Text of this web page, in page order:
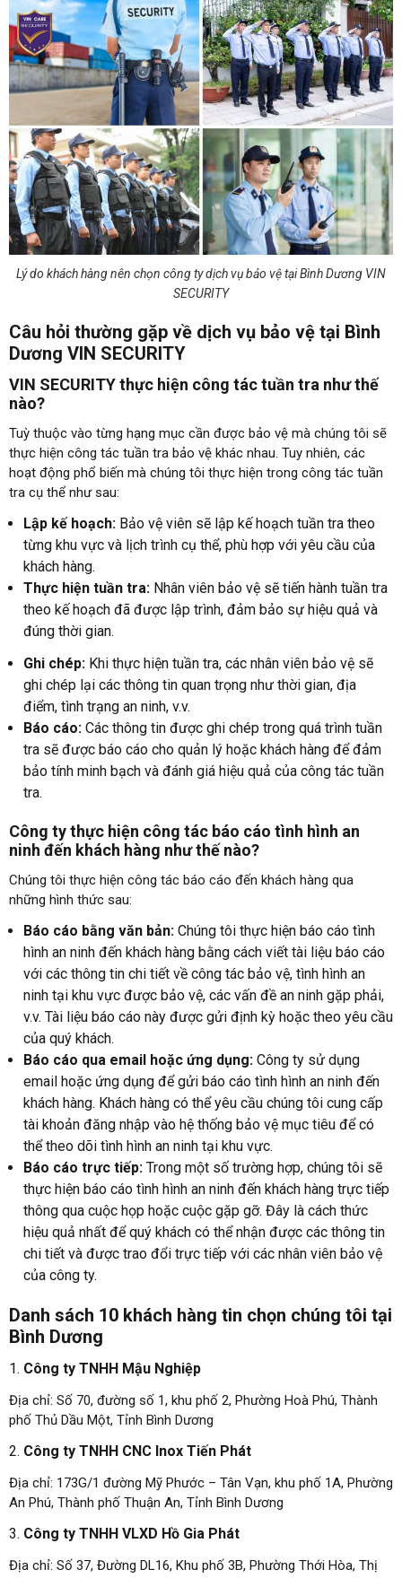
Lý do khách hàng nên chọn công ty dịch vụ bảo vệ tại Bình Dương VIN
SECURITY
Câu hỏi thường gặp về dịch vụ bảo vệ tại Bình
Dương VIN SECURITY
VIN SECURITY thực hiện công tác tuần tra như thế
nào?
Tuỳ thuộc vào từng hạng mục cần được bảo vệ mà chúng tôi sẽ
thực hiện công tác tuần tra bảo vệ khác nhau. Tuy nhiên, các
hoạt động phổ biến mà chúng tôi thực hiện trong công tác tuần
tra cụ thể như sau:
Lập kế hoạch: Bảo vệ viên sẽ lập kế hoạch tuần tra theo
từng khu vực và lịch trình cụ thể, phù hợp với yêu cầu của
khách hàng.
Thực hiện tuần tra: Nhân viên bảo vệ sẽ tiến hành tuần tra
theo kế hoạch đã được lập trình, đảm bảo sự hiệu quả và
đúng thời gian.
Ghi chép: Khi thực hiện tuần tra, các nhân viên bảo vệ sẽ
ghi chép lại các thông tin quan trọng như thời gian, địa
điểm, tình trạng an ninh, v.v.
Báo cáo: Các thông tin được ghi chép trong quá trình tuần
tra sẽ được báo cáo cho quản lý hoặc khách hàng để đảm
bảo tính minh bạch và đánh giá hiệu quả của công tác tuần
tra.
Công ty thực hiện công tác báo cáo tình hình an
ninh đến khách hàng như thế nào?
Chúng tôi thực hiện công tác báo cáo đến khách hàng qua
những hình thức sau:
Báo cáo bằng văn bản: Chúng tôi thực hiện báo cáo tình
hình an ninh đến khách hàng bằng cách viết tài liệu báo cáo
với các thông tin chi tiết về công tác bảo vệ, tình hình an
ninh tại khu vực được bảo vệ, các vấn đề an ninh gặp phải,
v.v. Tài liệu báo cáo này được gửi định kỳ hoặc theo yêu cầu
của quý khách.
Báo cáo qua email hoặc ứng dụng: Công ty sử dụng
email hoặc ứng dụng để gửi báo cáo tình hình an ninh đến
khách hàng. Khách hàng có thể yêu cầu chúng tôi cung cấp
tài khoản đăng nhập vào hệ thống bảo vệ mục tiêu để có
thể theo dõi tình hình an ninh tại khu vực.
Báo cáo trực tiếp: Trong một số trường hợp, chúng tôi sẽ
thực hiện báo cáo tình hình an ninh đến khách hàng trực tiếp
thông qua cuộc họp hoặc cuộc gặp gỡ. Đây là cách thức
hiệu quả nhất để quý khách có thể nhận được các thông tin
chi tiết và được trao đổi trực tiếp với các nhân viên bảo vệ
của công ty.
Danh sách 10 khách hàng tin chọn chúng tôi tại
Bình Dương
Công ty TNHH Mậu Nghiệp
Địa chỉ: Số 70, đường số 1, khu phố 2, Phường Hoà Phú, Thành
phố Thủ Dầu Một, Tỉnh Bình Dương
Công ty TNHH CNC Inox Tiến Phát
Địa chỉ: 173G/1 đường Mỹ Phước – Tân Vạn, khu phố 1A, Phường
An Phú, Thành phố Thuận An, Tỉnh Bình Dương
Công ty TNHH VLXD Hồ Gia Phát
Địa chỉ: Số 37, Đường DL16, Khu phố 3B, Phường Thới Hòa, Thị